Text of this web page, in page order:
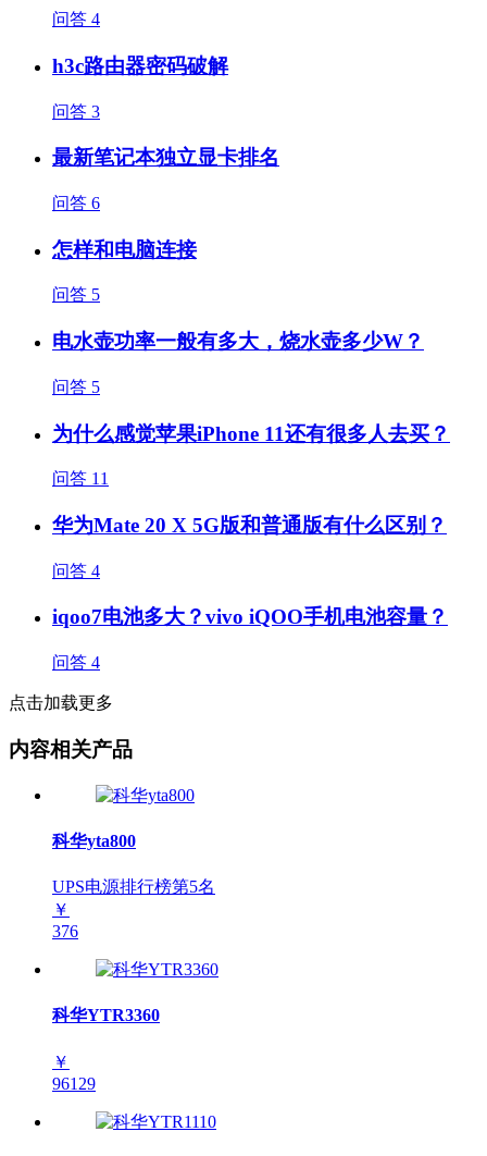
问答 4
h3c路由器密码破解
问答 3
最新笔记本独立显卡排名
问答 6
怎样和电脑连接
问答 5
电水壶功率一般有多大，烧水壶多少W？
问答 5
为什么感觉苹果iPhone 11还有很多人去买？
问答 11
华为Mate 20 X 5G版和普通版有什么区别？
问答 4
iqoo7电池多大？vivo iQOO手机电池容量？
问答 4
点击加载更多
内容相关产品
科华yta800
UPS电源排行榜第5名
￥
376
科华YTR3360
￥
96129